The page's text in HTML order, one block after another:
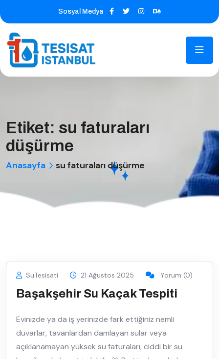
Sosyal Medya
Etiket: su faturaları
düşürme
Anasayfa su faturaları düşürme
SuTesisati 21 Ağustos 2025 Yorum (0)
Başakşehir Su Kaçak Tespiti
Evinizde ya da iş yerinizde fark ettiğiniz nemli
duvarlar, tavanlardan damlayan sular veya
açıklanamayan yüksek su faturaları, ciddi bir su